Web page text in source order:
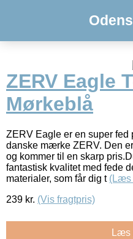
ZERV Eagle
Mørkeblå
ZERV Eagle er en super fed
danske mærke ZERV. Den
og kommer til en skarp
fantastisk kvalitet med fede
materialer, som får dig t (Læs
239 kr. (Vis fragtpris)
Læs